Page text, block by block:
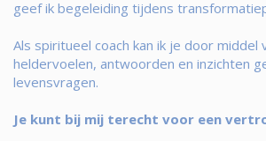
geef ik begeleiding tijdens
Als spiritueel coach kan ik je door middel
heldervoelen, antwoorden en inzichten
levensvragen.
Je kunt bij mij terecht voor een